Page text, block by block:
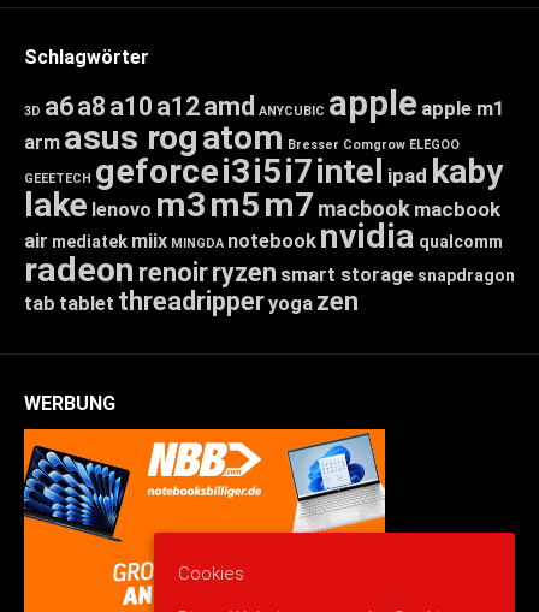
Schlagwörter
3D a6a8 a10 a12amd ANYCUBIC apple apple m1
arm asus rogatom Bresser Comgrow ELEGOO
GEEETECH geforcei3i5i7intel ipad kaby
lake lenovo m3m5m7 macbook macbook
air mediatek miix MINGDA notebook nvidia qualcomm
radeon renoirryzen smart storage snapdragon
tab tablet threadripperyoga zen
WERBUNG
Cookies